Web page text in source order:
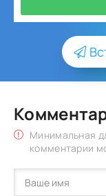
Минимальная
комментарии